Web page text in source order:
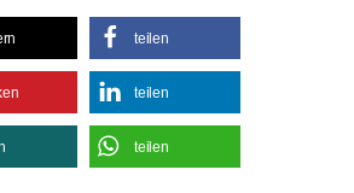
teilen
teilen
teilen